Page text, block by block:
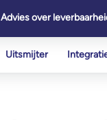
Advies over
Uitsmijter